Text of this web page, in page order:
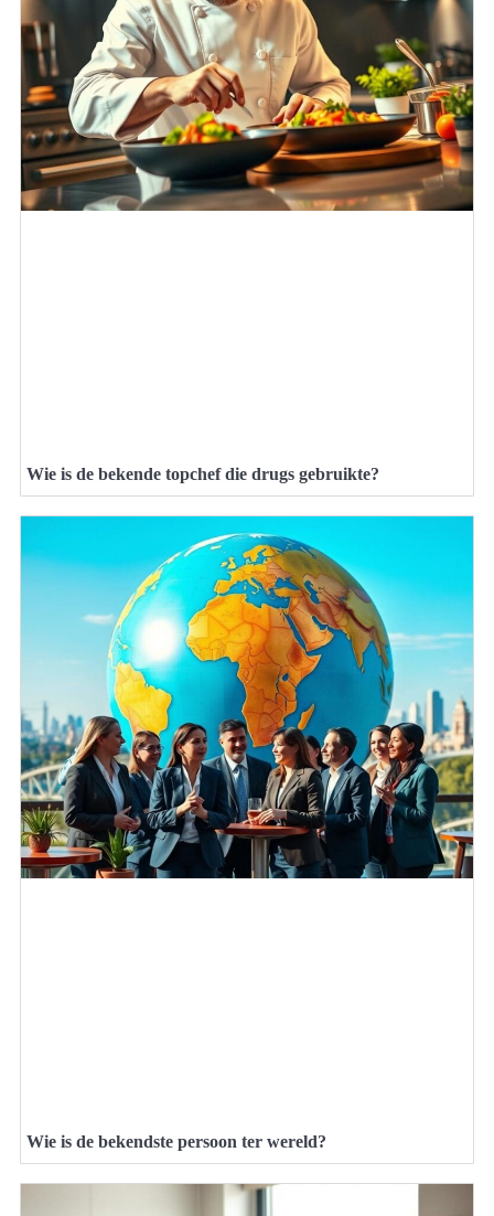
Wie is de bekende topchef die drugs gebruikte?
Wie is de bekendste persoon ter wereld?